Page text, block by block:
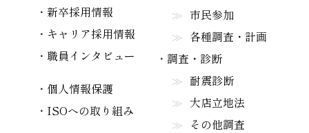
新卒採用情報
キャリア採用情報
職員インタビュー
個人情報保護
ISOへの取り組み
市民参加
各種調査・計画
調査・診断
耐震診断
大店立地法
その他調査